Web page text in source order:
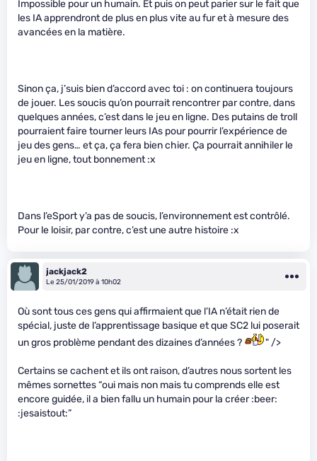
Impossible pour un humain. Et puis on peut parier sur le fait que
les IA apprendront de plus en plus vite au fur et à mesure des
avancées en la matière.
Sinon ça, j’suis bien d’accord avec toi : on continuera toujours
de jouer. Les soucis qu’on pourrait rencontrer par contre, dans
quelques années, c’est dans le jeu en ligne. Des putains de troll
pourraient faire tourner leurs IAs pour pourrir l’expérience de
jeu des gens… et ça, ça fera bien chier. Ça pourrait annihiler le
jeu en ligne, tout bonnement :x
Dans l’eSport y’a pas de soucis, l’environnement est contrôlé.
Pour le loisir, par contre, c’est une autre histoire :x
jackjack2
Le 25/01/2019 à 10h02
Où sont tous ces gens qui affirmaient que l’IA n’était rien de
spécial, juste de l’apprentissage basique et que SC2 lui poserait
un gros problème pendant des dizaines d’années ?
" />
Certains se cachent et ils ont raison, d’autres nous sortent les
mêmes sornettes “oui mais non mais tu comprends elle est
encore guidée, il a bien fallu un humain pour la créer :beer:
:jesaistout:”